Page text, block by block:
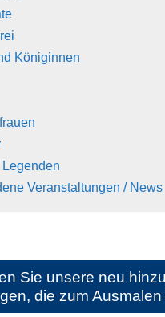
Königinnen
Legenden
Veranstaltungen / News
Sie unsere neu
die zum Ausmalen